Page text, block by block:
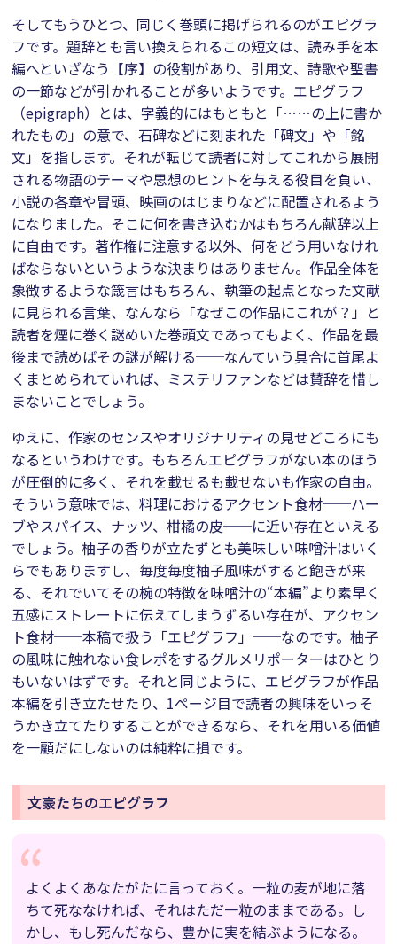
そしてもうひとつ、同じく巻頭に掲げられるのがエピグラ
フです。題辞とも言い換えられるこの短文は、読み手を本
編へといざなう【序】の役割があり、引用文、詩歌や聖書
の一節などが引かれることが多いようです。エピグラフ
（epigraph）とは、字義的にはもともと「……の上に書か
れたもの」の意で、石碑などに刻まれた「碑文」や「銘
文」を指します。それが転じて読者に対してこれから展開
される物語のテーマや思想のヒントを与える役目を負い、
小説の各章や冒頭、映画のはじまりなどに配置されるよう
になりました。そこに何を書き込むかはもちろん献辞以上
に自由です。著作権に注意する以外、何をどう用いなけれ
ばならないというような決まりはありません。作品全体を
象徴するような箴言はもちろん、執筆の起点となった文献
に見られる言葉、なんなら「なぜこの作品にこれが？」と
読者を煙に巻く謎めいた巻頭文であってもよく、作品を最
後まで読めばその謎が解ける──なんていう具合に首尾よ
くまとめられていれば、ミステリファンなどは賛辞を惜し
まないことでしょう。
ゆえに、作家のセンスやオリジナリティの見せどころにも
なるというわけです。もちろんエピグラフがない本のほう
が圧倒的に多く、それを載せるも載せないも作家の自由。
そういう意味では、料理におけるアクセント食材──ハー
ブやスパイス、ナッツ、柑橘の皮──に近い存在といえる
でしょう。柚子の香りが立たずとも美味しい味噌汁はいく
らでもありますし、毎度毎度柚子風味がすると飽きが来
る、それでいてその椀の特徴を味噌汁の“本編”より素早く
五感にストレートに伝えてしまうずるい存在が、アクセン
ト食材──本稿で扱う「エピグラフ」──なのです。柚子
の風味に触れない食レポをするグルメリポーターはひとり
もいないはずです。それと同じように、エピグラフが作品
本編を引き立たせたり、1ページ目で読者の興味をいっそ
うかき立てたりすることができるなら、それを用いる価値
を一顧だにしないのは純粋に損です。
文豪たちのエピグラフ
よくよくあなたがたに言っておく。一粒の麦が地に落
ちて死ななければ、それはただ一粒のままである。し
かし、もし死んだなら、豊かに実を結ぶようになる。